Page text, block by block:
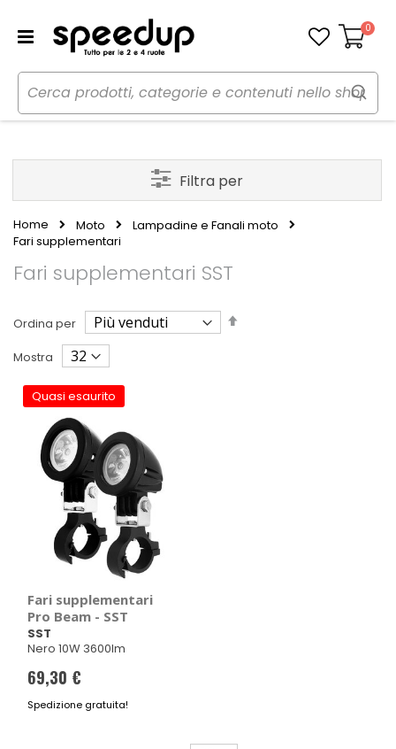
Carrello
0
Home Moto
Lampadine e Fanali moto
Fari supplementari
Fari supplementari SST
Ordina per
Imposta
Mostra
Quasi esaurito
Fari supplementari
Pro Beam - SST
SST
Nero 10W 3600lm
69,30 €
Spedizione gratuita!
Filtra per